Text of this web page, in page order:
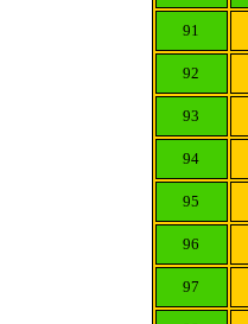
91
92
93
94
95
96
97